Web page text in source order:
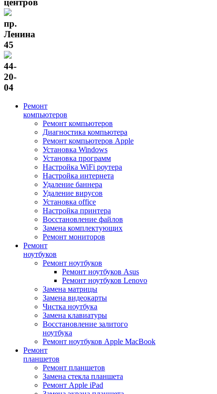
центров
пр.
Ленина
45
44-
20-
04
Ремонт
компьютеров
Ремонт компьютеров
Диагностика компьютера
Ремонт компьютеров Apple
Установка Windows
Установка программ
Настройка WiFi роутера
Настройка интернета
Удаление баннера
Удаление вирусов
Установка office
Настройка принтера
Восстановление файлов
Замена комплектующих
Ремонт мониторов
Ремонт
ноутбуков
Ремонт ноутбуков
Ремонт ноутбуков Asus
Ремонт ноутбуков Lenovo
Замена матрицы
Замена видеокарты
Чистка ноутбука
Замена клавиатуры
Восстановление залитого
ноутбука
Ремонт ноутбуков Apple MacBook
Ремонт
планшетов
Ремонт планшетов
Замена стекла планшета
Ремонт Apple iPad